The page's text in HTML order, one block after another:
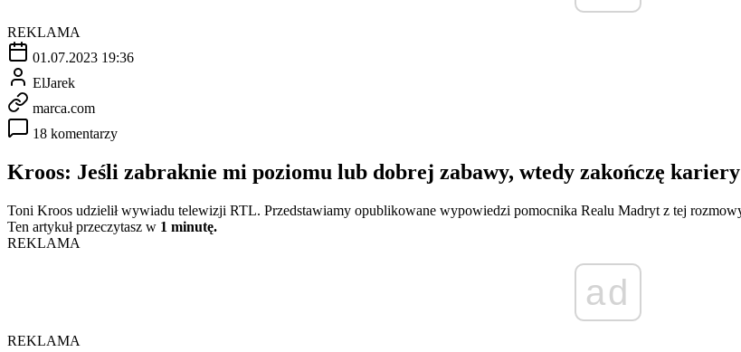
REKLAMA
01.07.2023 19:36
ElJarek
marca.com
18 komentarzy
Kroos: Jeśli zabraknie mi poziomu lub dobrej zabawy, wtedy zakończę kariery
Toni Kroos udzielił wywiadu telewizji RTL. Przedstawiamy opublikowane wypowiedzi pomocnika Realu Madryt z tej
Ten artykuł przeczytasz w 1 minutę.
REKLAMA
ad
REKLAMA